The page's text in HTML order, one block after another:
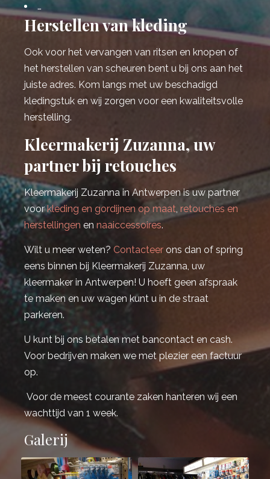
…
Herstellen van kleding
Ook voor het vervangen van ritsen en knopen of
het herstellen van scheuren bent u bij ons aan het
juiste adres. Kom langs met uw beschadigd
kledingstuk en wij zorgen voor een kwaliteitsvolle
herstelling.
Kleermakerij Zuzanna, uw
partner bij retouches
Kleermakerij Zuzanna in Antwerpen is uw partner
voorkleding en gordijnen op maat, retouches en
herstellingen en naaiccessoires.
Wilt u meer weten? Contacteer ons dan of spring
eens binnen bij Kleermakerij Zuzanna, uw
kleermaker in Antwerpen! U hoeft geen afspraak
te maken en uw wagen kunt u in de straat
parkeren.
U kunt bij ons betalen met bancontact en cash.
Voor bedrijven maken we met plezier een factuur
op.
Voor de meest courante zaken hanteren wij een
wachttijd van 1 week.
Galerij